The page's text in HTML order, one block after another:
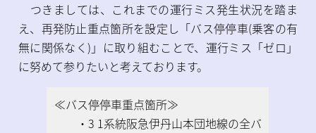
つきましては、これまでの運行ミス発生状況を踏ま
え、再発防止重点箇所を設定し「バス停停車(乗客の有
無に関係なく)」に取り組むことで、運行ミス「ゼロ」
に努めて参りたいと考えております。
≪バス停停車重点箇所≫
・3 1系統阪急伊丹山本団地線の全バ